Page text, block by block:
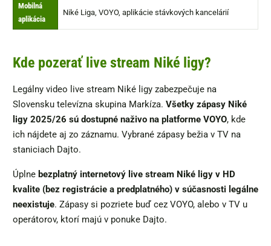
Mobilná
aplikácia
Niké Liga, VOYO, aplikácie stávkových kancelárií
Kde pozerať live stream Niké ligy?
Legálny video live stream Niké ligy zabezpečuje na
Slovensku televízna skupina Markíza. Všetky zápasy Niké
ligy 2025/26 sú dostupné naživo na platforme VOYO, kde
ich nájdete aj zo záznamu. Vybrané zápasy bežia v TV na
staniciach Dajto.
Úplne bezplatný internetový live stream Niké ligy v HD
kvalite (bez registrácie a predplatného) v súčasnosti legálne
neexistuje. Zápasy si pozriete buď cez VOYO, alebo v TV u
operátorov, ktorí majú v ponuke Dajto.